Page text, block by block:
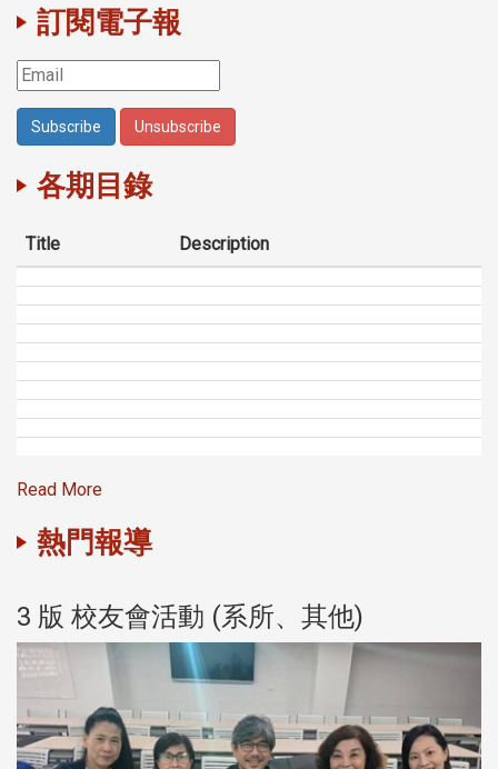
訂閱電子報
各期目錄
Title Description
Read More
熱門報導
3 版 校友會活動 (系所、其他)